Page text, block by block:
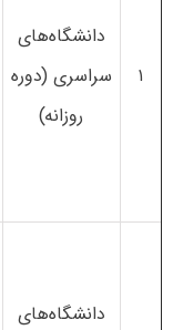
۱
دانشگاه‌های
سراسری (دوره
روزانه)
دانشگاه‌های